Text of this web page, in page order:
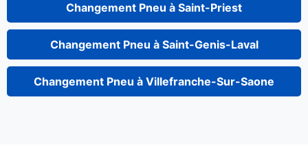
Changement Pneu à Saint-Priest
Changement Pneu à Saint-Genis-Laval
Changement Pneu à Villefranche-Sur-Saone